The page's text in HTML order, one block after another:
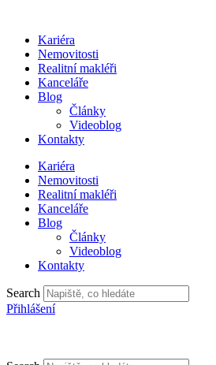
obsahuKariéra
Nemovitosti
Realitní makléři
Kanceláře
Blog
Články
Videoblog
Kontakty
Kariéra
Nemovitosti
Realitní makléři
Kanceláře
Blog
Články
Videoblog
Kontakty
Search
Přihlášení